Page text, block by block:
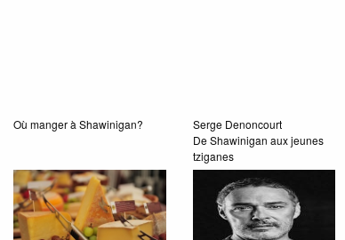
Où manger à Shawinigan?
Serge Denoncourt
De Shawinigan aux jeunes
tziganes